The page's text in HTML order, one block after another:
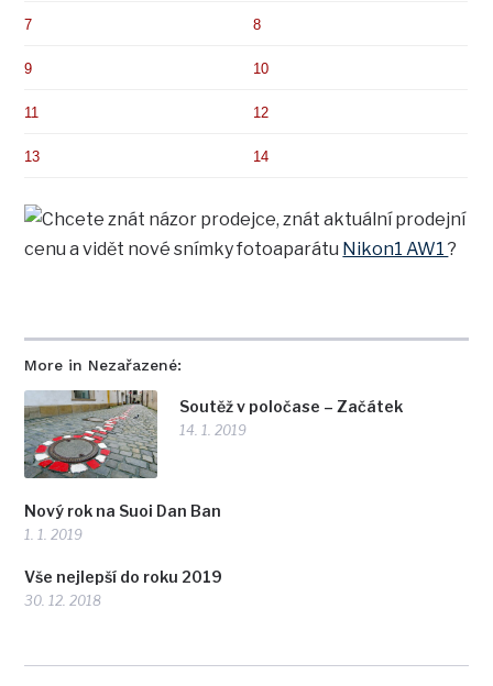
More in Nezařazené:
Soutěž v poločase – Začátek
14. 1. 2019
Nový rok na Suoi Dan Ban
1. 1. 2019
Vše nejlepší do roku 2019
30. 12. 2018
7 8
9 10
11 12
13 14
Chcete znát názor prodejce, znát aktuální prodejní
cenu a vidět nové snímky fotoaparátu Nikon1 AW1?